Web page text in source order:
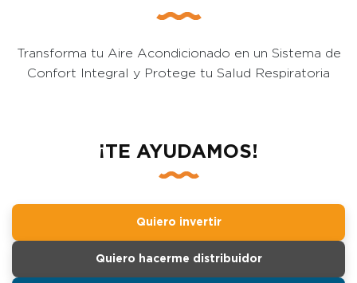
Transforma tu Aire Acondicionado en un Sistema de
Confort Integral y Protege tu Salud Respiratoria
¡TE AYUDAMOS!
Quiero invertir
Quiero hacerme distribuidor